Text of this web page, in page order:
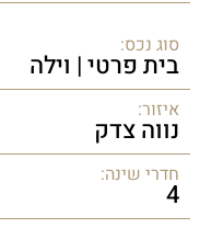
סוג נכס:
בית פרטי | וילה
איזור:
נווה צדק
חדרי שינה:
4